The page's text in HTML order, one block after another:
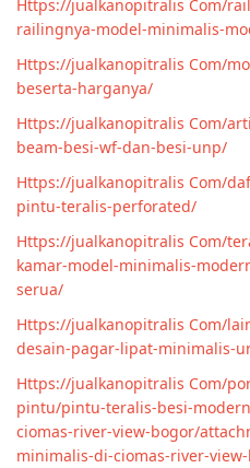
Https://jualkanopitralis Com/
railingnya-model-minimalis-
Https://jualkanopitralis Com/
beserta-harganya/
Https://jualkanopitralis Com/
beam-besi-wf-dan-besi-unp/
Https://jualkanopitralis Com/
pintu-teralis-perforated/
Https://jualkanopitralis Com/
kamar-model-minimalis-
serua/
Https://jualkanopitralis Com/
desain-pagar-lipat-minimalis-
Https://jualkanopitralis Com/
pintu/pintu-teralis-besi-
ciomas-river-view-bogor/
minimalis-di-ciomas-river-